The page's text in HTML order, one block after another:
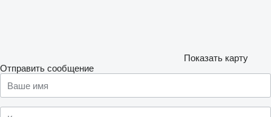
Показать карту
Отправить сообщение